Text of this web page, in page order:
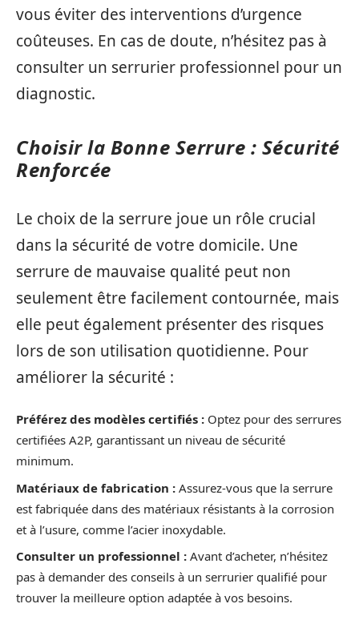
vous éviter des interventions d’urgence
coûteuses. En cas de doute, n’hésitez pas à
consulter un serrurier professionnel pour un
diagnostic.
Choisir la Bonne Serrure : Sécurité
Renforcée
Le choix de la serrure joue un rôle crucial
dans la sécurité de votre domicile. Une
serrure de mauvaise qualité peut non
seulement être facilement contournée, mais
elle peut également présenter des risques
lors de son utilisation quotidienne. Pour
améliorer la sécurité :
Préférez des modèles certifiés : Optez pour des serrures
certifiées A2P, garantissant un niveau de sécurité
minimum.
Matériaux de fabrication : Assurez-vous que la serrure
est fabriquée dans des matériaux résistants à la corrosion
et à l’usure, comme l’acier inoxydable.
Consulter un professionnel : Avant d’acheter, n’hésitez
pas à demander des conseils à un serrurier qualifié pour
trouver la meilleure option adaptée à vos besoins.